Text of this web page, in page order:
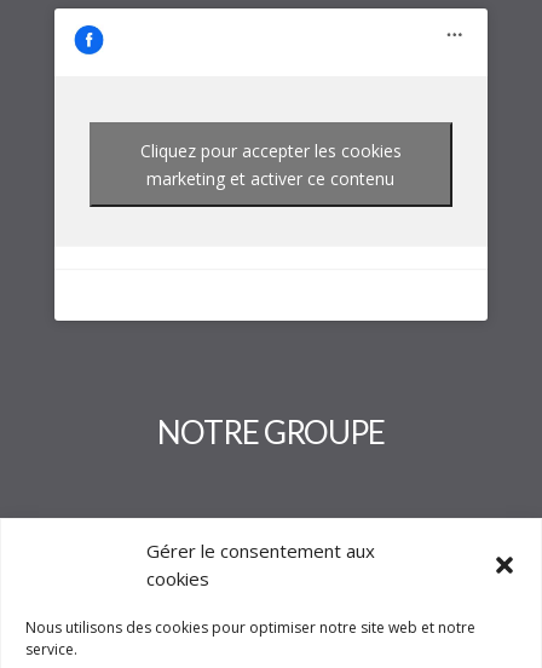
Gérer le consentement aux
cookies
Nous utilisons des cookies pour optimiser notre site web et notre
service.
Cliquez pour accepter les cookies
marketing et activer ce contenu
NOTRE GROUPE